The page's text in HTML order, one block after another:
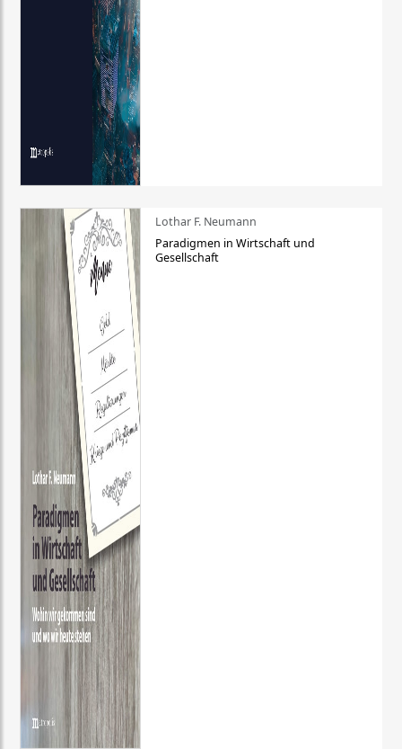
Lothar F. Neumann
Paradigmen in Wirtschaft und
Gesellschaft